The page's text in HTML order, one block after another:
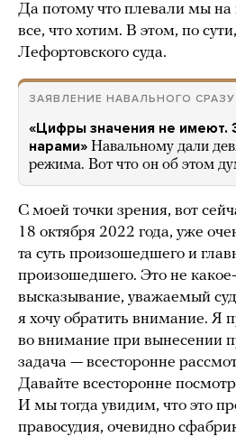
Да потому что плевали мы на
все, что хотим. В этом, по
Лефортовского суда.
ЗАЯВЛЕНИЕ НАВАЛЬНОГО
«Цифры значения не имеют.
нарами» Навальному дали
режима. Вот что он об этом
С моей точки зрения, вот
18 октября 2022 года, уже
та суть произошедшего и
произошедшего. Это не
высказывание, уважаемый
я хочу обратить внимание. Я
во внимание при вынесении
задача — всесторонне
Давайте всесторонне
И мы тогда увидим, что это
правосудия, очевидно